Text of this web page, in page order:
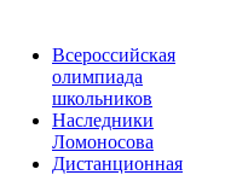
Всероссийская
олимпиада
школьников
Наследники
Ломоносова
Дистанционная